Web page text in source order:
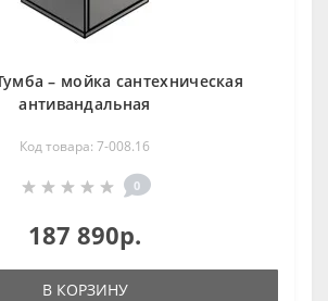
– мойка сантехническая
антивандальная
Код товара: 7-008.16
0
187 890р.
В КОРЗИНУ